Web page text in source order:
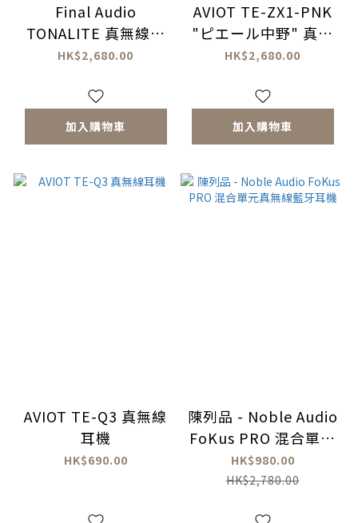
Final Audio
TONALITE 真無線耳
機
HK$2,680.00
加入購物車
AVIOT TE-ZX1-PNK
"ピエール中野" 真無
線藍牙耳機
HK$2,680.00
加入購物車
AVIOT TE-Q3 真無線
耳機
HK$690.00
陳列品 - Noble Audio
FoKus PRO 混合單元
真無線藍牙耳機
HK$980.00
HK$2,780.00